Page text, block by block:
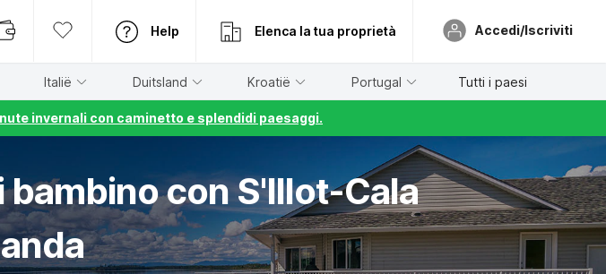
Help Elenca la tua proprietà Accedi/Iscriviti
Italië Duitsland Kroatië Portugal Tutti i paesi
invernali con caminetto e splendidi paesaggi.
bambino con S'Illot-Cala